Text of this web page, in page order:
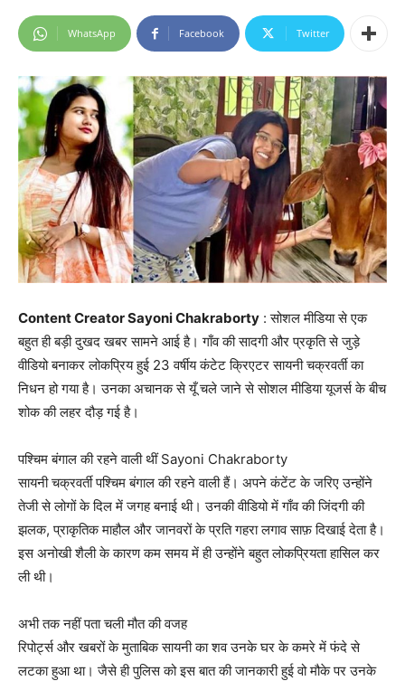
WhatsApp Facebook Twitter
Content Creator Sayoni Chakraborty : सोशल मीडिया से एक
बहुत ही बड़ी दुखद खबर सामने आई है। गाँव की सादगी और प्रकृति से जुड़े
वीडियो बनाकर लोकप्रिय हुई 23 वर्षीय कंटेट क्रिएटर सायनी चक्रवर्ती का
निधन हो गया है। उनका अचानक से यूँ चले जाने से सोशल मीडिया यूजर्स के बीच
शोक की लहर दौड़ गई है।
पश्चिम बंगाल की रहने वाली थीं Sayoni Chakraborty
सायनी चक्रवर्ती पश्चिम बंगाल की रहने वाली हैं। अपने कंटेंट के जरिए उन्होंने
तेजी से लोगों के दिल में जगह बनाई थी। उनकी वीडियो में गाँव की जिंदगी की
झलक, प्राकृतिक माहौल और जानवरों के प्रति गहरा लगाव साफ़ दिखाई देता है।
इस अनोखी शैली के कारण कम समय में ही उन्होंने बहुत लोकप्रियता हासिल कर
ली थी।
अभी तक नहीं पता चली मौत की वजह
रिपोर्ट्स और खबरों के मुताबिक सायनी का शव उनके घर के कमरे में फंदे से
लटका हुआ था। जैसे ही पुलिस को इस बात की जानकारी हुई वो मौके पर उनके